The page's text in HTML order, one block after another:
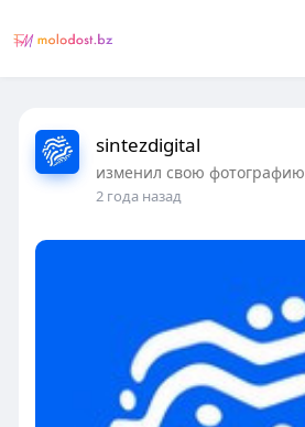
sintezdigital
изменил свою фотографию
2 года назад